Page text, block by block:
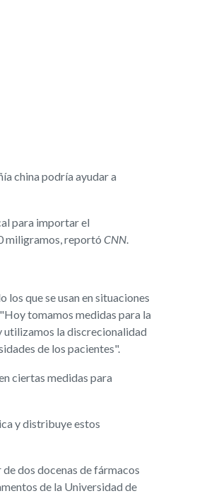
china podría ayudar a
para importar el
miligramos, reportó CNN.
que se usan en situaciones
tomamos medidas para la
utilizamos la discrecionalidad
de los pacientes".
ciertas medidas para
y distribuye estos
dos docenas de fármacos
de la Universidad de